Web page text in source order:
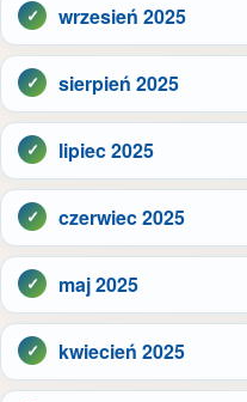
wrzesień 2025
sierpień 2025
lipiec 2025
czerwiec 2025
maj 2025
kwiecień 2025